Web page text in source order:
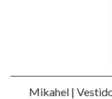
Mikahel |